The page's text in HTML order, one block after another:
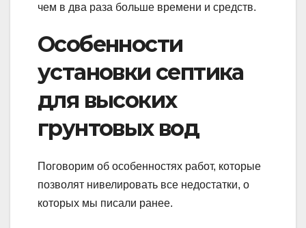
чем в два раза больше времени и средств.
Особенности
установки септика
для высоких
грунтовых вод
Поговорим об особенностях работ, которые
позволят нивелировать все недостатки, о
которых мы писали ранее.